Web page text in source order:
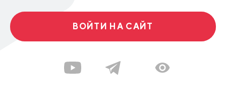
ВОЙТИ НА САЙТ